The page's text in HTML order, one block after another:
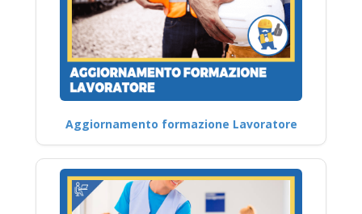
Aggiornamento formazione Lavoratore